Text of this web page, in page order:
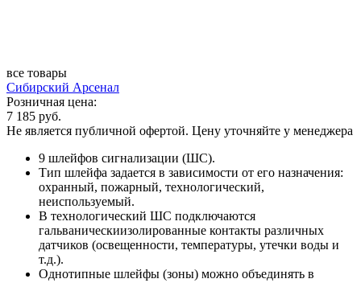
все товары
Сибирский Арсенал
Розничная цена:
7 185 руб.
Не является публичной офертой. Цену уточняйте у менеджера
9 шлейфов сигнализации (ШС).
Тип шлейфа задается в зависимости от его назначения:
охранный, пожарный, технологический,
неиспользуемый.
В технологический ШС подключаются
гальваническиизолированные контакты различных
датчиков (освещенности, температуры, утечки воды и
т.д.).
Однотипные шлейфы (зоны) можно объединять в